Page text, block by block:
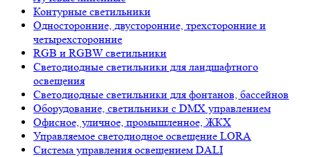
Контурные светильники
Односторонние, двусторонние, трехсторонние и
четырехсторонние
RGB и RGBW светильники
Светодиодные светильники для ландшафтного
освещения
Светодиодные светильники для фонтанов, бассейнов
Оборудование, светильники с DMX управлением
Офисное, уличное, промышленное, ЖКХ
Управляемое светодиодное освещение LORA
Система управления освещением DALI